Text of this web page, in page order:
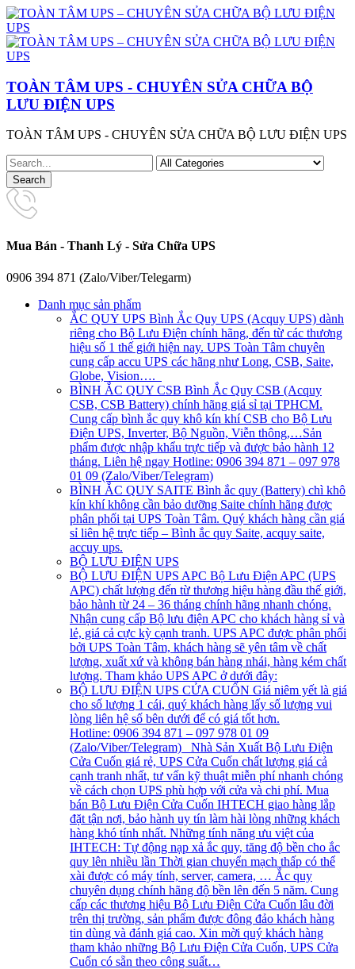
TOÀN TÂM UPS - CHUYÊN SỬA CHỮA BỘ
LƯU ĐIỆN UPS
TOÀN TÂM UPS - CHUYÊN SỬA CHỮA BỘ LƯU ĐIỆN UPS
Mua Bán - Thanh Lý - Sửa Chữa UPS
0906 394 871 (Zalo/Viber/Telegarm)
Danh mục sản phẩm
ẮC QUY UPS Bình Ắc Quy UPS (Acquy UPS) dành
riêng cho Bộ Lưu Điện chính hãng, đến từ các thương
hiệu số 1 thế giới hiện nay. UPS Toàn Tâm chuyên
cung cấp accu UPS các hãng như Long, CSB, Saite,
Globe, Vision….
BÌNH ẮC QUY CSB Bình Ắc Quy CSB (Acquy
CSB, CSB Battery) chính hãng giá sỉ tại TPHCM.
Cung cấp bình ắc quy khô kín khí CSB cho Bộ Lưu
Điện UPS, Inverter, Bộ Nguồn, Viễn thông,…Sản
phẩm được nhập khẩu trực tiếp và được bảo hành 12
tháng. Liên hệ ngay Hotline: 0906 394 871 – 097 978
01 09 (Zalo/Viber/Telegram)
BÌNH ẮC QUY SAITE Bình ắc quy (Battery) chì khô
kín khí không cần bảo dưỡng Saite chính hãng được
phân phối tại UPS Toàn Tâm. Quý khách hàng cần giá
sỉ liên hệ trực tiếp – Bình ắc quy Saite, acquy saite,
accuy ups.
BỘ LƯU ĐIỆN UPS
BỘ LƯU ĐIỆN UPS APC Bộ Lưu Điện APC (UPS
APC) chất lượng đến từ thương hiệu hàng đầu thế giới,
bảo hành từ 24 – 36 tháng chính hãng nhanh chóng.
Nhận cung cấp Bộ lưu điện APC cho khách hàng sỉ và
lẻ, giá cả cực kỳ cạnh tranh. UPS APC được phân phối
bởi UPS Toàn Tâm, khách hàng sẽ yên tâm về chất
lượng, xuất xứ và không bán hàng nhái, hàng kém chất
lượng. Tham khảo UPS APC ở dưới đây:
BỘ LƯU ĐIỆN UPS CỬA CUỐN Giá niêm yết là giá
cho số lượng 1 cái, quý khách hàng lấy số lượng vui
lòng liên hệ số bên dưới để có giá tốt hơn.
Hotline: 0906 394 871 – 097 978 01 09
(Zalo/Viber/Telegram) Nhà Sản Xuất Bộ Lưu Điện
Cửa Cuốn giá rẻ, UPS Cửa Cuốn chất lượng giá cả
cạnh tranh nhất, tư vấn kỹ thuật miễn phí nhanh chóng
về cách chọn UPS phù hợp với cửa và chi phí. Mua
bán Bộ Lưu Điện Cửa Cuốn IHTECH giao hàng lắp
đặt tận nơi, bảo hành uy tín làm hài lòng những khách
hàng khó tính nhất. Những tính năng ưu việt của
IHTECH: Tự động nạp xả ắc quy, tăng độ bền cho ắc
quy lên nhiều lần Thời gian chuyển mạch thấp có thể
xài được có máy tính, server, camera, … Ắc quy
chuyên dụng chính hãng độ bền lên đến 5 năm. Cung
cấp các thương hiệu Bộ Lưu Điện Cửa Cuốn lâu đời
trên thị trường, sản phẩm được đông đảo khách hàng
tin dùng và đánh giá cao. Xin mời quý khách hàng
tham khảo những Bộ Lưu Điện Cửa Cuốn, UPS Cửa
Cuốn có sẵn theo công suất…